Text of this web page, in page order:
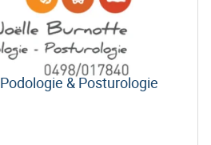
Podologie & Posturologie